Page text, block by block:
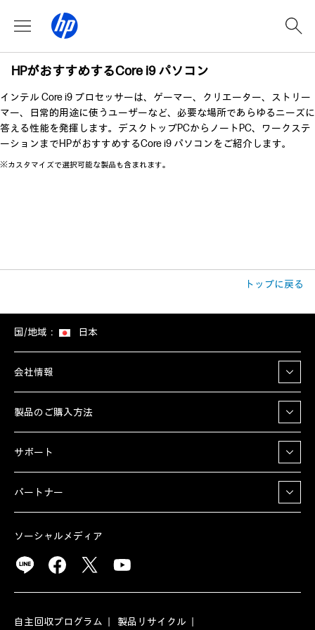
HPがおすすめするCore i9 パソコン
インテル Core i9 プロセッサーは、ゲーマー、クリエーター、ストリー
マー、日常的用途に使うユーザーなど、必要な場所であらゆるニーズに
答える性能を発揮します。デスクトップPCからノートPC、ワークステ
ーションまでHPがおすすめするCore i9 パソコンをご紹介します。
※カスタマイズで選択可能な製品も含まれます。
トップに戻る
国/地域： 日本
会社情報
製品のご購入方法
サポート
パートナー
ソーシャルメディア
自主回収プログラム 製品リサイクル